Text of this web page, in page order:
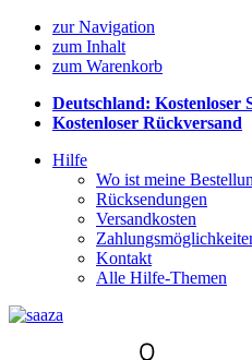
zur Navigation
zum Inhalt
zum Warenkorb
Deutschland: Kostenloser
Kostenloser Rückversand
Hilfe
Wo ist meine
Rücksendungen
Versandkosten
Kontakt
Alle Hilfe-Themen